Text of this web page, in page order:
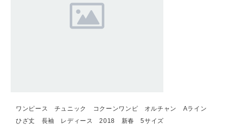
ワンピース チュニック コクーンワンピ オルチャン Aライン
ひざ丈 長袖 レディース 2018 新春 5サイズ